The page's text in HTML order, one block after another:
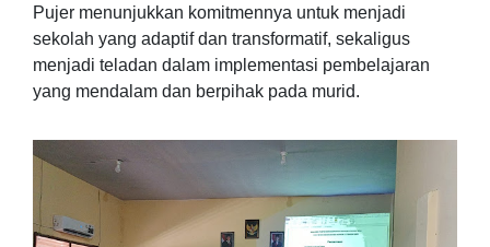
Pujer menunjukkan komitmennya untuk menjadi
sekolah yang adaptif dan transformatif, sekaligus
menjadi teladan dalam implementasi pembelajaran
yang mendalam dan berpihak pada murid.